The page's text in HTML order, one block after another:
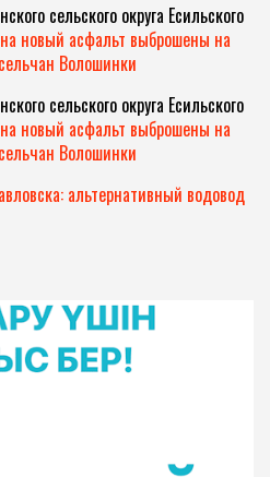
сельского округа Есильского
новый асфальт выброшены на
Волошинки
сельского округа Есильского
новый асфальт выброшены на
Волошинки
альтернативный водовод